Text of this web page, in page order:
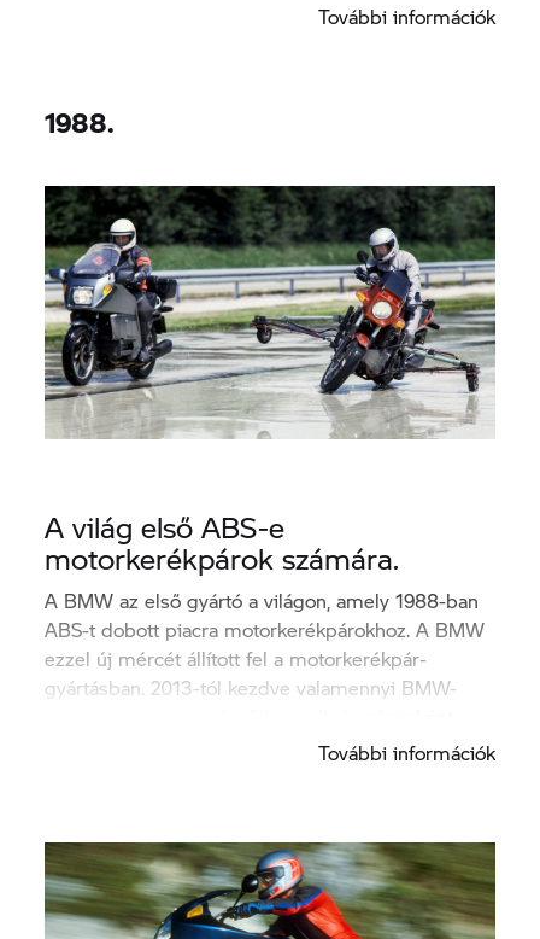
További információk
1988.
A világ első ABS-e
motorkerékpárok számára.
A BMW az első gyártó a világon, amely 1988-ban
ABS-t dobott piacra motorkerékpárokhoz. A BMW
ezzel új mércét állított fel a motorkerékpár-
gyártásban. 2013-tól kezdve valamennyi BMW-
További információk